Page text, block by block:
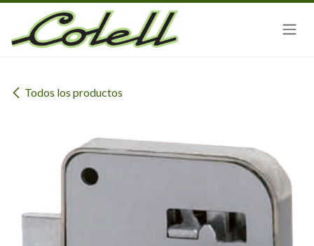
Ir al contenido
Todos los productos